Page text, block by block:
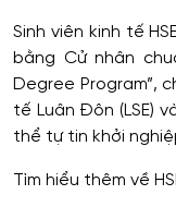
Sinh viên kinh tế
bằng Cử nhân
Degree Program”,
tế Luân Đôn (LSE)
thể tự tin khởi
Tìm hiểu thêm về